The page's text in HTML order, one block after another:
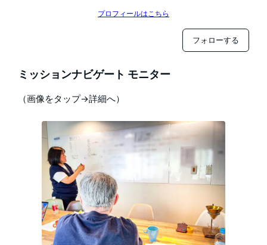
プロフィールはこちら
フォローする
ミッションナビゲート モニター
（画像をタップ→詳細へ）